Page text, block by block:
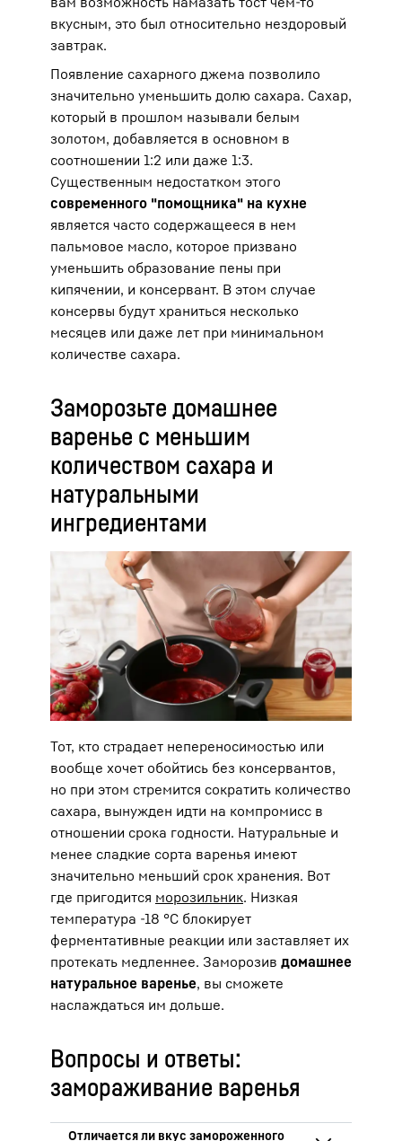
вкусным, это был относительно нездоровый
завтрак.
Появление сахарного джема позволило
значительно уменьшить долю сахара. Сахар,
который в прошлом называли белым
золотом, добавляется в основном в
соотношении 1:2 или даже 1:3.
Существенным недостатком этого
современного "помощника" на кухне
является часто содержащееся в нем
пальмовое масло, которое призвано
уменьшить образование пены при
кипячении, и консервант. В этом случае
консервы будут храниться несколько
месяцев или даже лет при минимальном
количестве сахара.
Заморозьте домашнее
варенье с меньшим
количеством сахара и
натуральными
ингредиентами
Тот, кто страдает непереносимостью или
вообще хочет обойтись без консервантов,
но при этом стремится сократить количество
сахара, вынужден идти на компромисс в
отношении срока годности. Натуральные и
менее сладкие сорта варенья имеют
значительно меньший срок хранения. Вот
где пригодится морозильник. Низкая
температура -18 °C блокирует
ферментативные реакции или заставляет их
протекать медленнее. Заморозив домашнее
натуральное варенье, вы сможете
наслаждаться им дольше.
Вопросы и ответы:
замораживание варенья